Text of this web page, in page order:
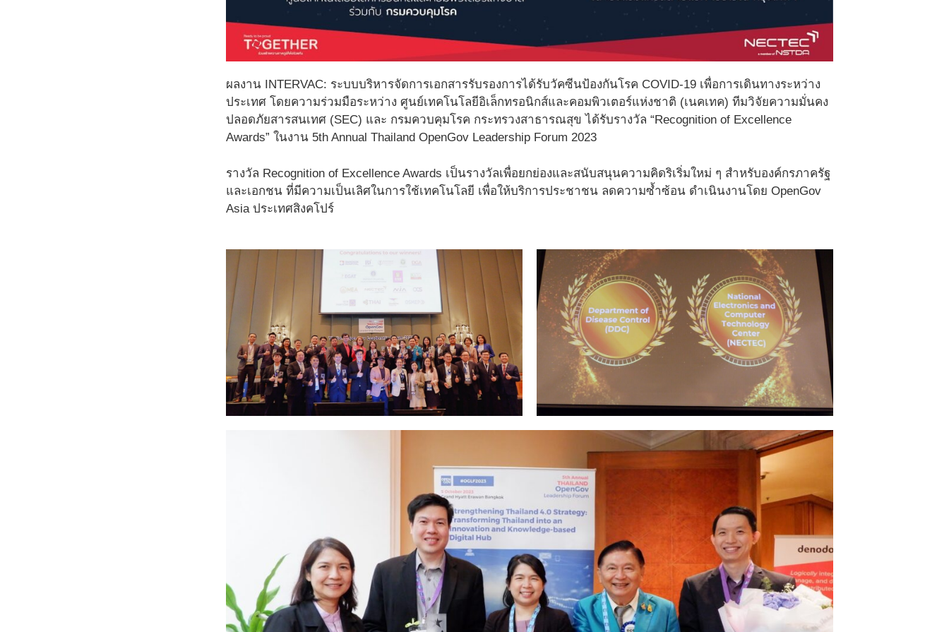
ผลงาน INTERVAC: ระบบบริหารจัดการเอกสารรับรองการได้รับวัคซีนป้องกันโรค COVID-19 เพื่อการเดินทางระหว่าง
ประเทศ โดยความร่วมมือระหว่าง ศูนย์เทคโนโลยีอิเล็กทรอนิกส์และคอมพิวเตอร์แห่งชาติ (เนคเทค) ทีมวิจัยความมั่นคง
ปลอดภัยสารสนเทศ (SEC) และ กรมควบคุมโรค กระทรวงสาธารณสุข ได้รับรางวัล “Recognition of Excellence
Awards” ในงาน 5th Annual Thailand OpenGov Leadership Forum 2023
รางวัล Recognition of Excellence Awards เป็นรางวัลเพื่อยกย่องและสนับสนุนความคิดริเริ่มใหม่ ๆ สำหรับองค์กรภาครัฐ
และเอกชน ที่มีความเป็นเลิศในการใช้เทคโนโลยี เพื่อให้บริการประชาชน ลดความซ้ำซ้อน ดำเนินงานโดย OpenGov
Asia ประเทศสิงคโปร์